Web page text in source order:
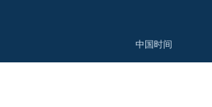
中国时间